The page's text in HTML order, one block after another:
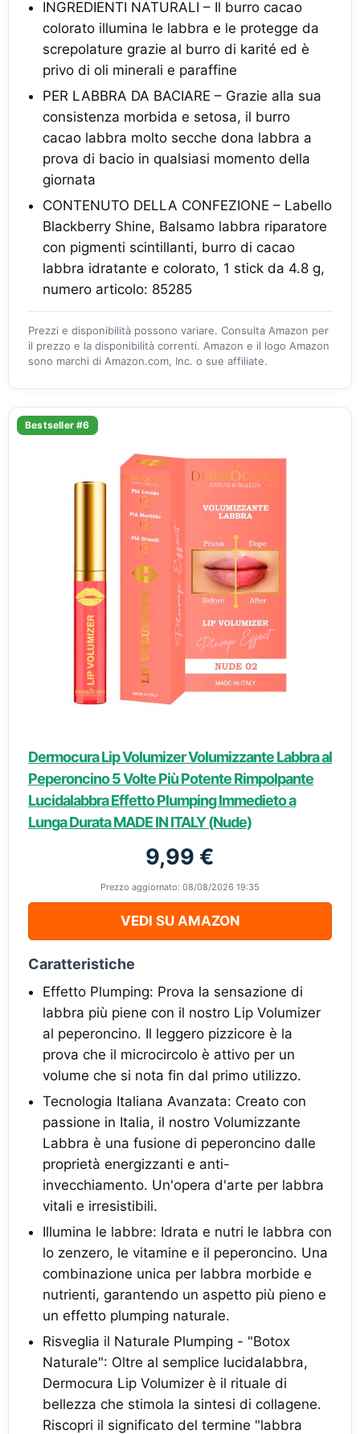
INGREDIENTI NATURALI – Il burro cacao
colorato illumina le labbra e le protegge da
screpolature grazie al burro di karité ed è
privo di oli minerali e paraffine
PER LABBRA DA BACIARE – Grazie alla sua
consistenza morbida e setosa, il burro
cacao labbra molto secche dona labbra a
prova di bacio in qualsiasi momento della
giornata
CONTENUTO DELLA CONFEZIONE – Labello
Blackberry Shine, Balsamo labbra riparatore
con pigmenti scintillanti, burro di cacao
labbra idratante e colorato, 1 stick da 4.8 g,
numero articolo: 85285
Prezzi e disponibilità possono variare. Consulta Amazon per
il prezzo e la disponibilità correnti. Amazon e il logo Amazon
sono marchi di Amazon.com, Inc. o sue affiliate.
Bestseller #6
Dermocura Lip Volumizer Volumizzante Labbra al
Peperoncino 5 Volte Più Potente Rimpolpante
Lucidalabbra Effetto Plumping Immedieto a
Lunga Durata MADE IN ITALY (Nude)
9,99 €
Prezzo aggiornato: 08/08/2026 19:35
VEDI SU AMAZON
Caratteristiche
Effetto Plumping: Prova la sensazione di
labbra più piene con il nostro Lip Volumizer
al peperoncino. Il leggero pizzicore è la
prova che il microcircolo è attivo per un
volume che si nota fin dal primo utilizzo.
Tecnologia Italiana Avanzata: Creato con
passione in Italia, il nostro Volumizzante
Labbra è una fusione di peperoncino dalle
proprietà energizzanti e anti-
invecchiamento. Un'opera d'arte per labbra
vitali e irresistibili.
Illumina le labbre: Idrata e nutri le labbra con
lo zenzero, le vitamine e il peperoncino. Una
combinazione unica per labbra morbide e
nutrienti, garantendo un aspetto più pieno e
un effetto plumping naturale.
Risveglia il Naturale Plumping - "Botox
Naturale": Oltre al semplice lucidalabbra,
Dermocura Lip Volumizer è il rituale di
bellezza che stimola la sintesi di collagene.
Riscopri il significato del termine "labbra